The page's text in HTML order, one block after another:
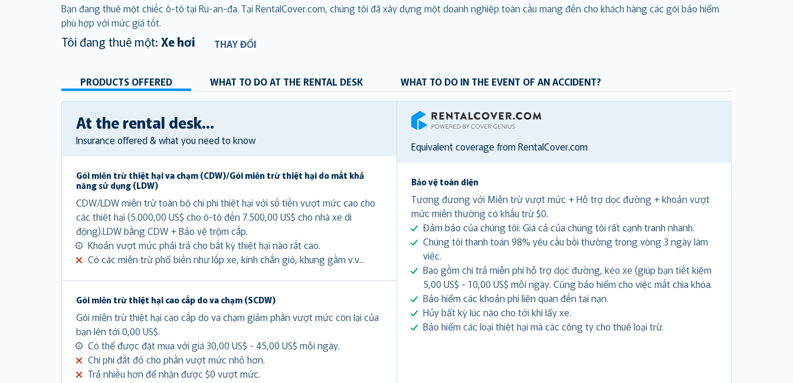
Bạn đang thuê một chiếc ô-tô tại Ru-an-đa. Tại RentalCover.com, chúng tôi đã xây dựng một doanh nghiệp toàn cầu mang đến cho khách hàng các gói bảo hiểm
phù hợp với mức giá tốt.
Tôi đang thuê một: Xe hơi THAY ĐỔI
PRODUCTS OFFERED WHAT TO DO AT THE RENTAL DESK WHAT TO DO IN THE EVENT OF AN ACCIDENT?
At the rental desk...
Insurance offered & what you need to know
Gói miễn trừ thiệt hại va chạm (CDW)/Gói miễn trừ thiệt hại do mất khả
năng sử dụng (LDW)
CDW/LDW miễn trừ toàn bộ chi phí thiệt hại với số tiền vượt mức cao cho
các thiệt hại (5.000,00 US$ cho ô-tô đến 7.500,00 US$ cho nhà xe di
động).LDW bằng CDW + Bảo vệ trộm cắp.
Khoản vượt mức phải trả cho bất kỳ thiệt hại nào rất cao.
Có các miễn trừ phổ biến như lốp xe, kính chắn gió, khung gầm v.v...
Gói miễn trừ thiệt hại cao cấp do va chạm (SCDW)
Gói miễn trừ thiệt hại cao cấp do va chạm giảm phần vượt mức còn lại của
bạn lên tới 0,00 US$.
Có thể được đặt mua với giá 30,00 US$ - 45,00 US$ mỗi ngày.
Chi phí đắt đỏ cho phần vượt mức nhỏ hơn.
Trả nhiều hơn để nhận được $0 vượt mức.
RentalCover
Equivalent coverage from RentalCover.com
Bảo vệ toàn diện
Tương đương với Miễn trừ vượt mức + Hỗ trợ dọc đường + khoản vượt
mức miễn thường có khấu trừ $0.
Đảm bảo của chúng tôi: Giá cả của chúng tôi rất cạnh tranh nhanh.
Chúng tôi thanh toán 98% yêu cầu bồi thường trong vòng 3 ngày làm
việc.
Bao gồm chi trả miễn phí hỗ trợ dọc đường, kéo xe (giúp bạn tiết kiệm
5,00 US$ - 10,00 US$ mỗi ngày. Cũng bảo hiểm cho việc mất chìa khóa.
Bảo hiểm các khoản phí liên quan đến tai nạn.
Hủy bất kỳ lúc nào cho tới khi lấy xe.
Bảo hiểm các loại thiệt hại mà các công ty cho thuê loại trừ.